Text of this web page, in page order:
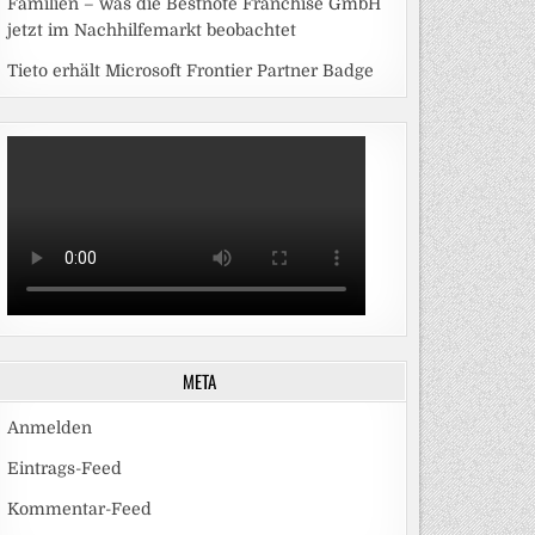
Familien – was die Bestnote Franchise GmbH
jetzt im Nachhilfemarkt beobachtet
Tieto erhält Microsoft Frontier Partner Badge
META
Anmelden
Eintrags-Feed
Kommentar-Feed